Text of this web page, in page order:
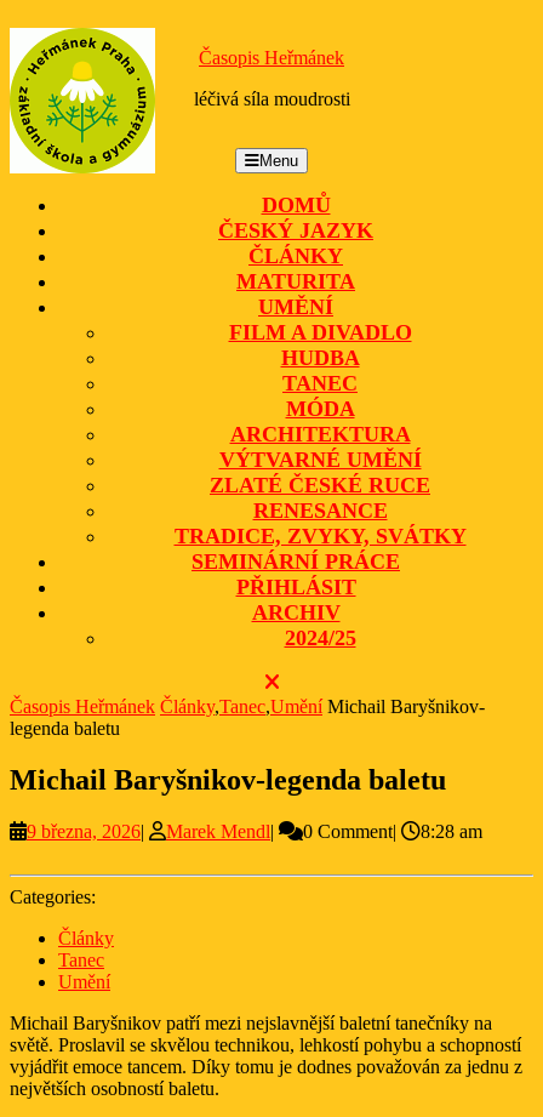
content
Časopis Heřmánek
léčivá síla moudrosti
MenuMenu
DOMŮ
ČESKÝ JAZYK
ČLÁNKY
MATURITA
UMĚNÍ
FILM A DIVADLO
HUDBA
TANEC
MÓDA
ARCHITEKTURA
VÝTVARNÉ UMĚNÍ
ZLATÉ ČESKÉ RUCE
RENESANCE
TRADICE, ZVYKY, SVÁTKY
SEMINÁRNÍ PRÁCE
PŘIHLÁSIT
ARCHIV
2024/25
CLOSE
BUTTON
Časopis Heřmánek Články,Tanec,UměníMichail Baryšnikov-
legenda baletu
Michail Baryšnikov-legenda baletu
9 března, 20269
2026
| Marek MendlMarek
| 0 Comment| 8:28 am
Categories:
Články
Tanec
Umění
Michail Baryšnikov patří mezi nejslavnější baletní tanečníky na
světě. Proslavil se skvělou technikou, lehkostí pohybu a schopností
vyjádřit emoce tancem. Díky tomu je dodnes považován za jednu z
největších osobností baletu.